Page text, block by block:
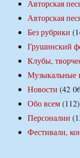
Авторская
Авторская
Без рубрики
Грушинский
Клубы,
Музыкальные
Новости (42
Обо всем(112)
Персоналии
Фестивали,